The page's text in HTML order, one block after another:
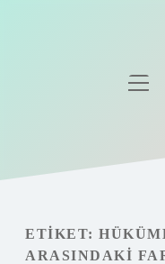
Gizlilik
Yasal Uyarı
ETIKET:
ARASINDAKI